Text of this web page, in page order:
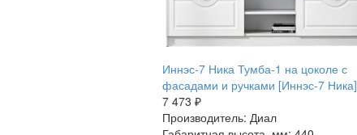
Иннэс-7 Ника Тумба-1 на цоколе с
фасадами и ручками [Иннэс-7 Ника]
7 473 ₽
Производитель: Диал